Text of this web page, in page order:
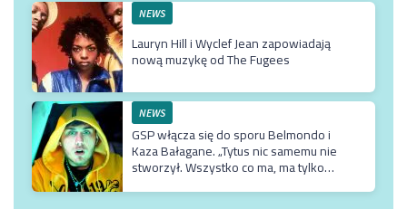
NEWS
Lauryn Hill i Wyclef Jean zapowiadają
nową muzykę od The Fugees
NEWS
GSP włącza się do sporu Belmondo i
Kaza Bałagane. „Tytus nic samemu nie
stworzył. Wszystko co ma, ma tylko